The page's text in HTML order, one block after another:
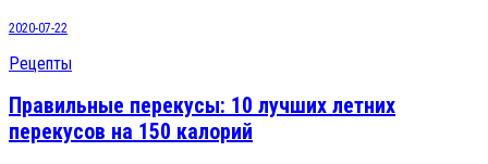
2020-07-22
Рецепты
Правильные перекусы: 10 лучших летних
перекусов на 150 калорий